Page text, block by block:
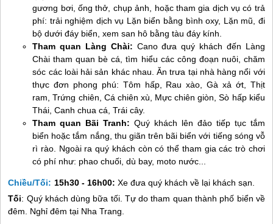
gương bơi, ống thở, chụp ảnh, hoặc tham gia dịch vụ có trả
phí: trải nghiệm dịch vụ Lặn biển bằng bình oxy, Lặn mũ, đi
bộ dưới đáy biển, xem san hô bằng tàu đáy kính.
Tham quan Làng Chài: Cano đưa quý khách đến Làng
Chài tham quan bè cá, tìm hiểu các công đoạn nuôi, chăm
sóc các loài hải sản khác nhau. Ăn trưa tại nhà hàng nổi với
thực đơn phong phú: Tôm hấp, Rau xào, Gà xả ớt, Thịt
ram, Trứng chiên, Cá chiên xù, Mực chiên giòn, Sò hấp kiểu
Thái, Canh chua cá, Trái cây.
Tham quan Bãi Tranh:Quý khách lên đảo tiếp tục tắm
biển hoặc tắm nắng, thu giãn trên bãi biển với tiếng sóng vỗ
rì rào. Ngoài ra quý khách còn có thể tham gia các trò chơi
có phí như: phao chuối, dù bay, moto nước...
Chiều/Tối: 15h30 - 16h00: Xe đưa quý khách về lại khách sạn.
Tối: Quý khách dùng bữa tối. Tự do tham quan thành phố biển về
đêm. Nghỉ đêm tại Nha Trang